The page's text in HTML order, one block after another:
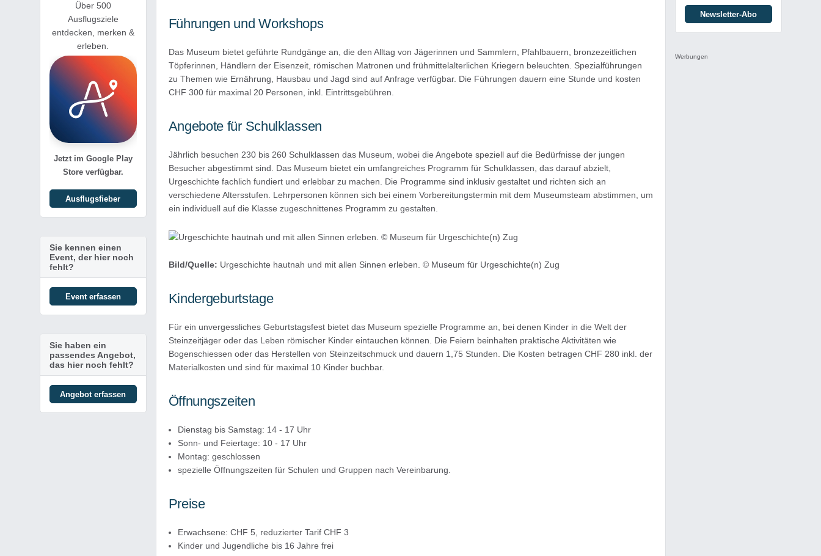
Über 500
Ausflugsziele
entdecken, merken &
erleben.
Jetzt im Google Play
Store verfügbar.
Ausflugsfieber
Sie kennen einen
Event, der hier noch
fehlt?
Event erfassen
Sie haben ein
passendes Angebot,
das hier noch fehlt?
Angebot erfassen
Führungen und Workshops
Das Museum bietet geführte Rundgänge an, die den Alltag von Jägerinnen und Sammlern, Pfahlbauern, bronzezeitlichen
Töpferinnen, Händlern der Eisenzeit, römischen Matronen und frühmittelalterlichen Kriegern beleuchten. Spezialführungen
zu Themen wie Ernährung, Hausbau und Jagd sind auf Anfrage verfügbar. Die Führungen dauern eine Stunde und kosten
CHF 300 für maximal 20 Personen, inkl. Eintrittsgebühren.
Angebote für Schulklassen
Jährlich besuchen 230 bis 260 Schulklassen das Museum, wobei die Angebote speziell auf die Bedürfnisse der jungen
Besucher abgestimmt sind. Das Museum bietet ein umfangreiches Programm für Schulklassen, das darauf abzielt,
Urgeschichte fachlich fundiert und erlebbar zu machen. Die Programme sind inklusiv gestaltet und richten sich an
verschiedene Altersstufen. Lehrpersonen können sich bei einem Vorbereitungstermin mit dem Museumsteam abstimmen, um
ein individuell auf die Klasse zugeschnittenes Programm zu gestalten.
Bild/Quelle: Urgeschichte hautnah und mit allen Sinnen erleben. © Museum für Urgeschichte(n) Zug
Kindergeburtstage
Für ein unvergessliches Geburtstagsfest bietet das Museum spezielle Programme an, bei denen Kinder in die Welt der
Steinzeitjäger oder das Leben römischer Kinder eintauchen können. Die Feiern beinhalten praktische Aktivitäten wie
Bogenschiessen oder das Herstellen von Steinzeitschmuck und dauern 1,75 Stunden. Die Kosten betragen CHF 280 inkl. der
Materialkosten und sind für maximal 10 Kinder buchbar.
Öffnungszeiten
Dienstag bis Samstag: 14 - 17 Uhr
Sonn- und Feiertage: 10 - 17 Uhr
Montag: geschlossen
spezielle Öffnungszeiten für Schulen und Gruppen nach Vereinbarung.
Preise
Erwachsene: CHF 5, reduzierter Tarif CHF 3
Kinder und Jugendliche bis 16 Jahre frei
Newsletter-Abo
Werbungen